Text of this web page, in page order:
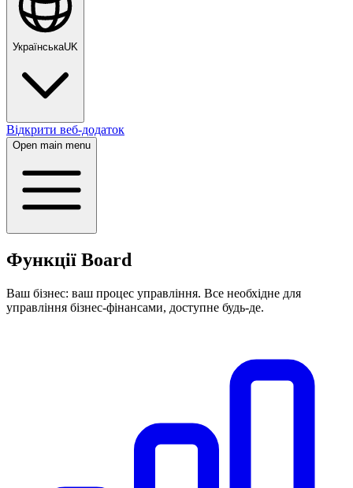
УкраїнськаUK
Відкрити веб-додаток
Open main menu
Функції Board
Ваш бізнес: ваш процес управління. Все необхідне для
управління бізнес-фінансами, доступне будь-де.